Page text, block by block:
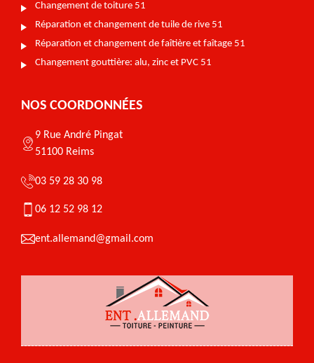
Changement de toiture 51
Réparation et changement de tuile de rive 51
Réparation et changement de faîtière et faîtage 51
Changement gouttière: alu, zinc et PVC 51
NOS COORDONNÉES
9 Rue André Pingat
51100 Reims
03 59 28 30 98
06 12 52 98 12
ent.allemand@gmail.com